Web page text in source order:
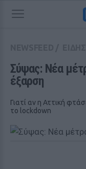
Σύψας: Νέα
έξαρση
Γιατί αν η Αττική
το lockdown